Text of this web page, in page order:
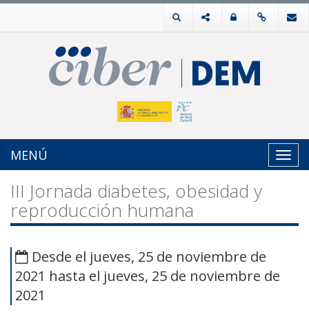
MENÚ
III Jornada diabetes, obesidad y
reproducción humana
Desde el jueves, 25 de noviembre de
2021 hasta el jueves, 25 de noviembre de
2021